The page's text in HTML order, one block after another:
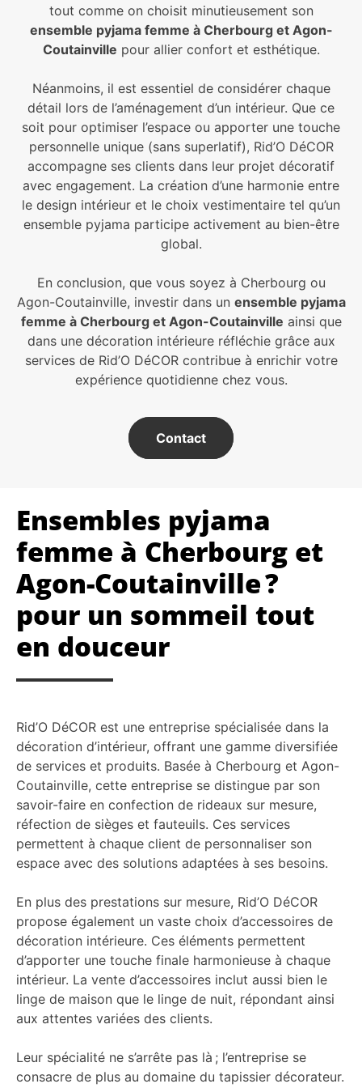
tout comme on choisit minutieusement son
ensemble pyjama femme à Cherbourg et Agon-
Coutainville pour allier confort et esthétique.
Néanmoins, il est essentiel de considérer chaque
détail lors de l’aménagement d’un intérieur. Que ce
soit pour optimiser l’espace ou apporter une touche
personnelle unique (sans superlatif), Rid’O DéCOR
accompagne ses clients dans leur projet décoratif
avec engagement. La création d’une harmonie entre
le design intérieur et le choix vestimentaire tel qu’un
ensemble pyjama participe activement au bien-être
global.
En conclusion, que vous soyez à Cherbourg ou
Agon-Coutainville, investir dans un ensemble pyjama
femme à Cherbourg et Agon-Coutainville ainsi que
dans une décoration intérieure réfléchie grâce aux
services de Rid’O DéCOR contribue à enrichir votre
expérience quotidienne chez vous.
Contact
Ensembles pyjama
femme à Cherbourg et
Agon-Coutainville ?
pour un sommeil tout
en douceur
Rid’O DéCOR est une entreprise spécialisée dans la
décoration d’intérieur, offrant une gamme diversifiée
de services et produits. Basée à Cherbourg et Agon-
Coutainville, cette entreprise se distingue par son
savoir-faire en confection de rideaux sur mesure,
réfection de sièges et fauteuils. Ces services
permettent à chaque client de personnaliser son
espace avec des solutions adaptées à ses besoins.
En plus des prestations sur mesure, Rid’O DéCOR
propose également un vaste choix d’accessoires de
décoration intérieure. Ces éléments permettent
d’apporter une touche finale harmonieuse à chaque
intérieur. La vente d’accessoires inclut aussi bien le
linge de maison que le linge de nuit, répondant ainsi
aux attentes variées des clients.
Leur spécialité ne s’arrête pas là ; l’entreprise se
consacre de plus au domaine du tapissier décorateur.